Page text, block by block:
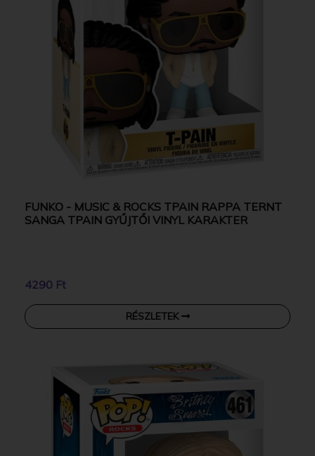
FUNKO - MUSIC & ROCKS TPAIN RAPPA TERNT
SANGA TPAIN GYŰJTŐI VINYL KARAKTER
4290 Ft
RÉSZLETEK